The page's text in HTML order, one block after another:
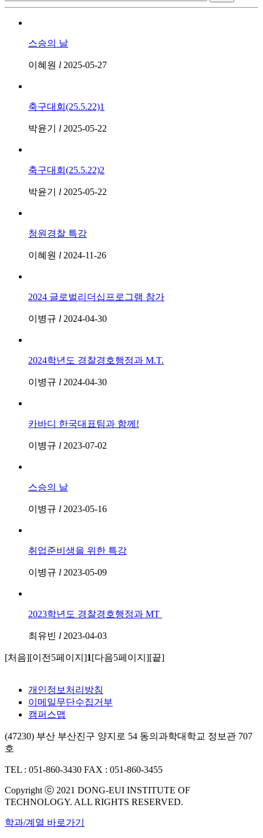
스승의 날
이혜원 l 2025-05-27
축구대회(25.5.22)1
박윤기 l 2025-05-22
축구대회(25.5.22)2
박윤기 l 2025-05-22
청원경찰 특강
이혜원 l 2024-11-26
2024 글로벌리더십프로그램 참가
이병규 l 2024-04-30
2024학년도 경찰경호행정과 M.T.
이병규 l 2024-04-30
카바디 한국대표팀과 함께!
이병규 l 2023-07-02
스승의 날
이병규 l 2023-05-16
취업준비생을 위한 특강
이병규 l 2023-05-09
2023학년도 경찰경호행정과 MT
최유빈 l 2023-04-03
[처음][이전5페이지]1[다음5페이지][끝]
개인정보처리방침
이메일무단수집거부
캠퍼스맵
(47230) 부산 부산진구 양지로 54 동의과학대학교 정보관 707
호
TEL : 051-860-3430 FAX : 051-860-3455
Copyright ⓒ 2021 DONG-EUI INSTITUTE OF
TECHNOLOGY. ALL RIGHTS RESERVED.
학과/계열 바로가기